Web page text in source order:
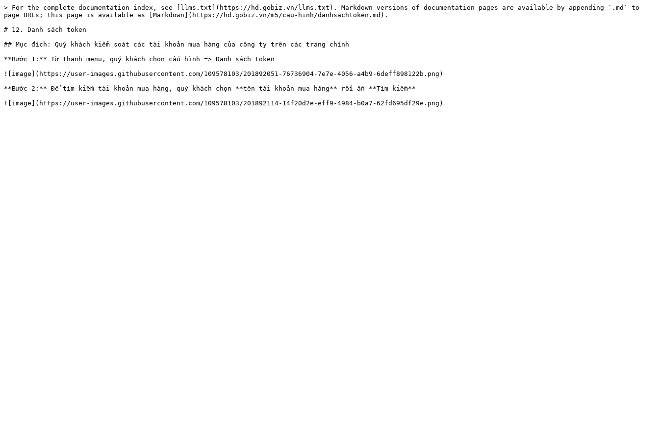
> For the complete documentation index, see [llms.txt](https://hd.gobiz.vn/llms.txt). Markdown versions of documentation pages are available by appending `.md` to
page URLs; this page is available as [Markdown](https://hd.gobiz.vn/m5/cau-hinh/danhsachtoken.md).
# 12. Danh sách token
## Mục đích: Quý khách kiểm soát các tài khoản mua hàng của công ty trên các trang chính
**Bước 1:** Từ thanh menu, quý khách chọn cấu hình => Danh sách token
![image](https://user-images.githubusercontent.com/109578103/201892051-76736904-7e7e-4056-a4b9-6deff898122b.png)
**Bước 2:** Để tìm kiếm tài khoản mua hàng, quý khách chọn **tên tài khoản mua hàng** rồi ấn **Tìm kiếm**